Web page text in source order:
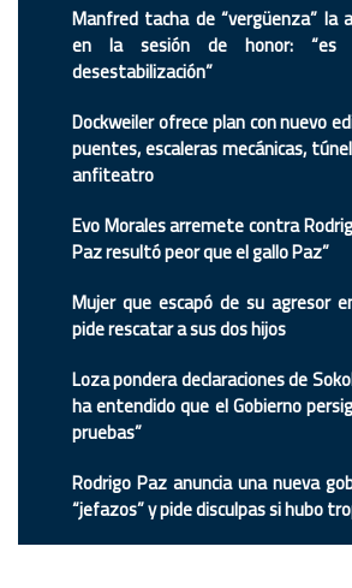
Manfred tacha de “vergüenza” la
en la sesión de honor:
desestabilización”
Dockweiler ofrece plan con nuevo
puentes, escaleras mecánicas,
anfiteatro
Evo Morales arremete contra
Paz resultó peor que el gallo Paz”
Mujer que escapó de su agresor
pide rescatar a sus dos hijos
Loza pondera declaraciones de
ha entendido que el Gobierno
pruebas”
Rodrigo Paz anuncia una nueva
“jefazos” y pide disculpas si hubo